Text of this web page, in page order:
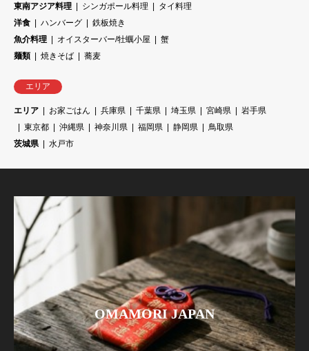
東南アジア料理
シンガポール料理
タイ料理
洋食
ハンバーグ
鉄板焼き
魚介料理
オイスターバー/牡蠣小屋
蟹
麺類
焼きそば 蕎麦
エリア
エリア お家ごはん 兵庫県 千葉県 埼玉県 宮崎県
岩手県
東京都
沖縄県 神奈川県 福岡県 静岡県
鳥取県
茨城県
水戸市
OMAMORI JAPAN